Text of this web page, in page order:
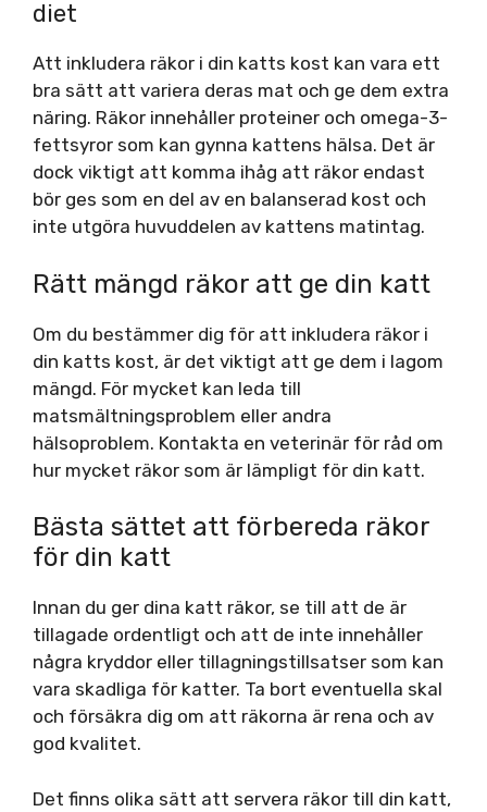
diet
Att inkludera räkor i din katts kost kan vara ett
bra sätt att variera deras mat och ge dem extra
näring. Räkor innehåller proteiner och omega-3-
fettsyror som kan gynna kattens hälsa. Det är
dock viktigt att komma ihåg att räkor endast
bör ges som en del av en balanserad kost och
inte utgöra huvuddelen av kattens matintag.
Rätt mängd räkor att ge din katt
Om du bestämmer dig för att inkludera räkor i
din katts kost, är det viktigt att ge dem i lagom
mängd. För mycket kan leda till
matsmältningsproblem eller andra
hälsoproblem. Kontakta en veterinär för råd om
hur mycket räkor som är lämpligt för din katt.
Bästa sättet att förbereda räkor
för din katt
Innan du ger dina katt räkor, se till att de är
tillagade ordentligt och att de inte innehåller
några kryddor eller tillagningstillsatser som kan
vara skadliga för katter. Ta bort eventuella skal
och försäkra dig om att räkorna är rena och av
god kvalitet.
Det finns olika sätt att servera räkor till din katt,